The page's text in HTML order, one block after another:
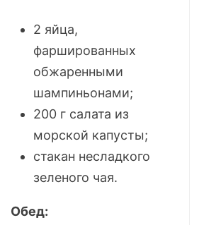
2 яйца,
фаршированных
обжаренными
шампиньонами;
200 г салата из
морской капусты;
стакан несладкого
зеленого чая.
Обед: